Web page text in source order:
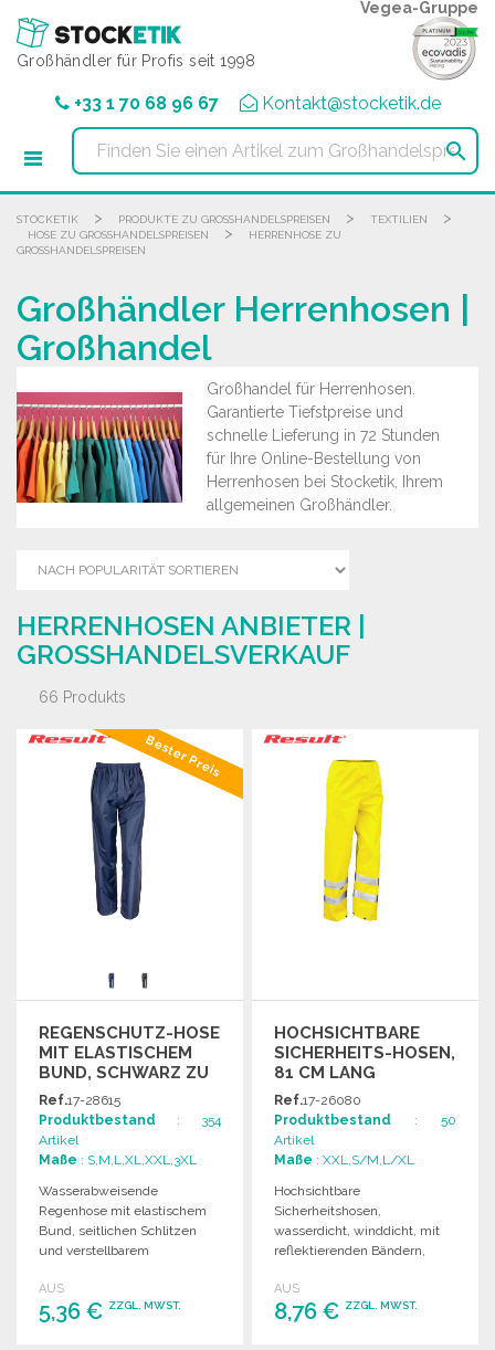
Großhändler für Profis seit 1998
Vegea-Gruppe
+33 1 70 68 96 67 Kontakt@stocketik.de

STOCKETIK > PRODUKTE ZU GROSSHANDELSPREISEN > TEXTILIEN >
HOSE ZU GROSSHANDELSPREISEN >
HERRENHOSE ZU
GROSSHANDELSPREISEN
Großhändler Herrenhosen |
Großhandel
Großhandel für Herrenhosen.
Garantierte Tiefstpreise und
schnelle Lieferung in 72 Stunden
für Ihre Online-Bestellung von
Herrenhosen bei Stocketik, Ihrem
allgemeinen Großhändler.
HERRENHOSEN ANBIETER |
GROSSHANDELSVERKAUF
66 Produkts
Bester Preis
REGENSCHUTZ-HOSE
MIT ELASTISCHEM
BUND, SCHWARZ ZU
GROSSHANDELSPREISEN
Ref.17-28615
Produktbestand : 354
Artikel
Maße : S,M,L,XL,XXL,3XL
Wasserabweisende
Regenhose mit elastischem
Bund, seitlichen Schlitzen
und verstellbarem
Knöcheln.
AUS
5,36 € ZZGL. MWST.
HOCHSICHTBARE
SICHERHEITS-HOSEN,
81 CM LANG
Ref.17-26080
Produktbestand : 50
Artikel
Maße : XXL,S/M,L/XL
Hochsichtbare
Sicherheitshosen,
wasserdicht, winddicht, mit
reflektierenden Bändern,
mehreren Taschen.
Zertifiziert nach EN ISO
AUS
8,76 € ZZGL. MWST.